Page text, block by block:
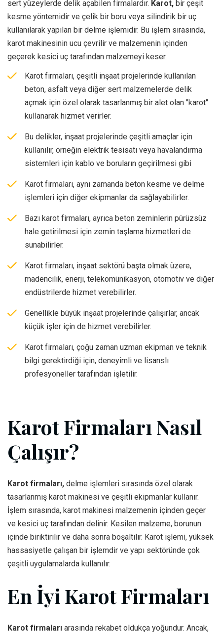
sert yüzeylerde delik açabilen firmalardır. Karot, bir çeşit
kesme yöntemidir ve çelik bir boru veya silindirik bir uç
kullanılarak yapılan bir delme işlemidir. Bu işlem sırasında,
karot makinesinin ucu çevrilir ve malzemenin içinden
geçerek kesici uç tarafından malzemeyi keser.
Karot firmaları, çeşitli inşaat projelerinde kullanılan
beton, asfalt veya diğer sert malzemelerde delik
açmak için özel olarak tasarlanmış bir alet olan "karot"
kullanarak hizmet verirler.
Bu delikler, inşaat projelerinde çeşitli amaçlar için
kullanılır, örneğin elektrik tesisatı veya havalandırma
sistemleri için kablo ve boruların geçirilmesi gibi
Karot firmaları, aynı zamanda beton kesme ve delme
işlemleri için diğer ekipmanlar da sağlayabilirler.
Bazı karot firmaları, ayrıca beton zeminlerin pürüzsüz
hale getirilmesi için zemin taşlama hizmetleri de
sunabilirler.
Karot firmaları, inşaat sektörü başta olmak üzere,
madencilik, enerji, telekomünikasyon, otomotiv ve diğer
endüstrilerde hizmet verebilirler.
Genellikle büyük inşaat projelerinde çalışırlar, ancak
küçük işler için de hizmet verebilirler.
Karot firmaları, çoğu zaman uzman ekipman ve teknik
bilgi gerektirdiği için, deneyimli ve lisanslı
profesyoneller tarafından işletilir.
Karot Firmaları Nasıl
Çalışır?
Karot firmaları, delme işlemleri sırasında özel olarak
tasarlanmış karot makinesi ve çeşitli ekipmanlar kullanır.
İşlem sırasında, karot makinesi malzemenin içinden geçer
ve kesici uç tarafından delinir. Kesilen malzeme, borunun
içinde biriktirilir ve daha sonra boşaltılır. Karot işlemi, yüksek
hassasiyetle çalışan bir işlemdir ve yapı sektöründe çok
çeşitli uygulamalarda kullanılır.
En İyi Karot Firmaları
Karot firmaları arasında rekabet oldukça yoğundur. Ancak,